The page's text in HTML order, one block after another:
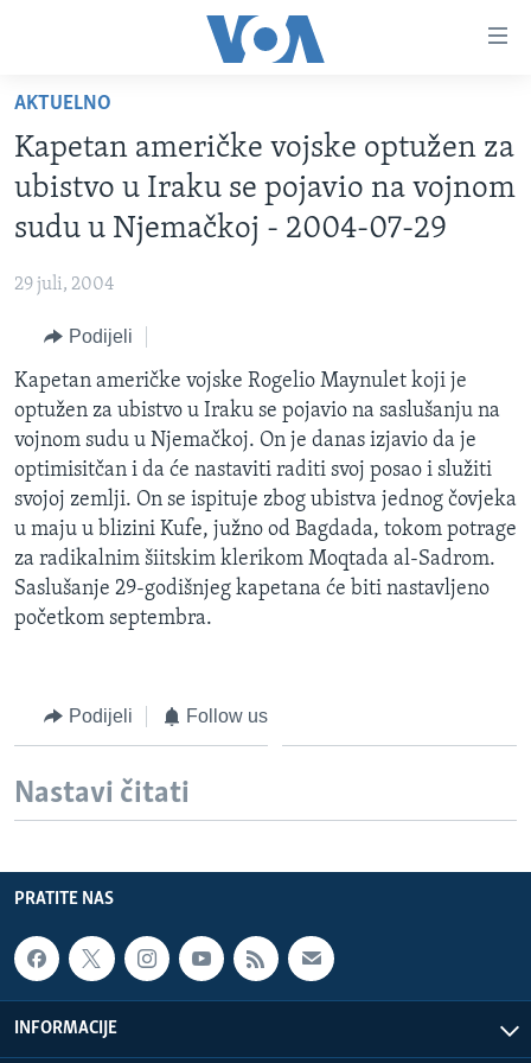
glavni
sadržaj
Pređi
na
glavnu
Idi
pretragu
VIDEO
FOTOGRAFIJE DANA
SJEDINJENE AMERIČKE DRŽAVE
BOSNA I HERCEGOVINA
SVIJET
NAUKA I TEHNOLOGIJA
SPECIJALNI PROJEKTI
KORUPCIJA
SLOBODA MEDIJA
ŽENSKA STRANA
IZBJEGLIČKA STRANA
MAGAZIN
O GLASU AMERIKE
PRATITE NAS
AKTUELNO
Kapetan američke vojske optužen za
ubistvo u Iraku se pojavio na vojnom
sudu u Njemačkoj - 2004-07-29
29 juli, 2004
Podijeli
Kapetan američke vojske Rogelio Maynulet koji je
optužen za ubistvo u Iraku se pojavio na saslušanju na
vojnom sudu u Njemačkoj. On je danas izjavio da je
optimisitčan i da će nastaviti raditi svoj posao i služiti
svojoj zemlji. On se ispituje zbog ubistva jednog čovjeka
u maju u blizini Kufe, južno od Bagdada, tokom potrage
za radikalnim šiitskim klerikom Moqtada al-Sadrom.
Saslušanje 29-godišnjeg kapetana će biti nastavljeno
početkom septembra.
Podijeli Follow us
Nastavi čitati
PRATITE NAS
INFORMACIJE